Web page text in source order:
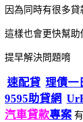
因為同時有很多
這樣也會更快幫
提早解決問題唷
速配貸 理債一
9595助貸網
汽車貸款專案 有